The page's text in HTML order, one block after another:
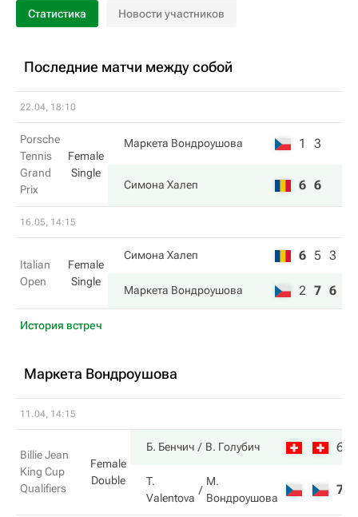
Статистика Новости участников
Последние матчи между собой
22.04, 18:10
Porsche
Tennis
Grand
Prix
Female
Single
Маркета Вондроушова 1 3
Симона Халеп 6 6
16.05, 14:15
Italian
Open
Female
Single
Симона Халеп 6 5 3
Маркета Вондроушова 2 7 6
История встреч
Маркета Вондроушова
11.04, 14:15
Billie Jean
King Cup
Qualifiers
Female
Double
Б. Бенчич В. Голубич 6
T.
Valentova
М.
Вондроушова
7